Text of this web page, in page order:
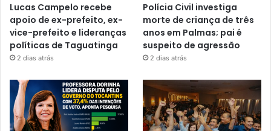
Lucas Campelo recebe
apoio de ex-prefeito, ex-
vice-prefeito e lideranças
políticas de Taguatinga
2 dias atrás
Polícia Civil investiga
morte de criança de três
anos em Palmas; pai é
suspeito de agressão
2 dias atrás